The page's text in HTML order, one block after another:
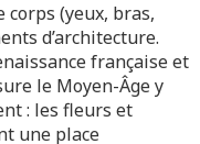
corps (yeux, bras,
d’architecture.
française et
le Moyen-Âge y
: les fleurs et
une place